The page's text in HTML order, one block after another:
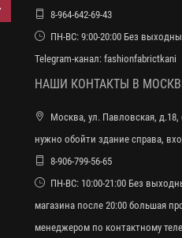
8-964-642-69-43
ПН-ВС: 9:00-20:00 Без
Telegram-канал: fashionfabrictkani
НАШИ КОНТАКТЫ В
Москва, ул. Павловская, д.18,
нужно обойти здание справа,
8-906-799-56-65
ПН-ВС: 10:00-21:00 Без
магазина после 20:00 большая
менеджером по контактному